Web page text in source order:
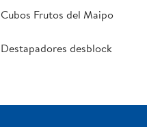
Cubos Frutos del Maipo
Destapadores desblock